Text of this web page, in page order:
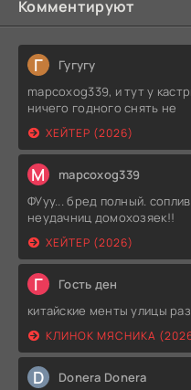
Комментируют
Г Гугугу
mapcoxog339, и тут у
ничего годного снять не
ХЕЙТЕР (2026)
M mapcoxog339
ФУуу... бред полный.
неудачниц домохозяек!!
ХЕЙТЕР (2026)
Г Гость ден
китайские менты улицы
КЛИНОК МЯСНИКА
D Donera Donera